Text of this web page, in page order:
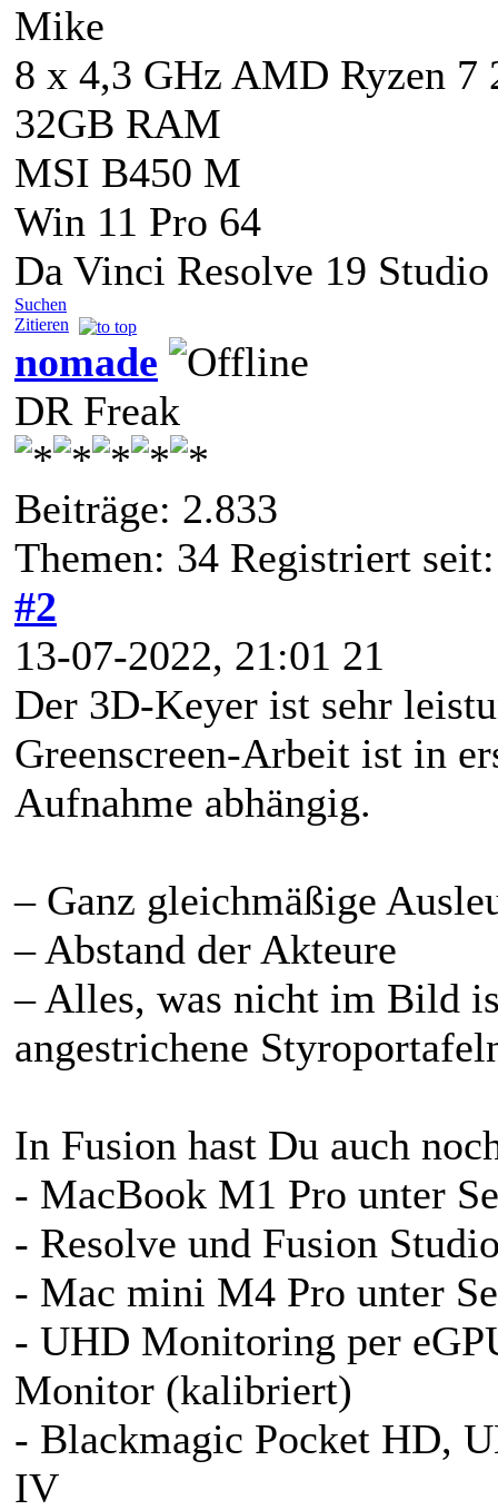
Mike
8 x 4,3 GHz AMD Ryzen 7
32GB RAM
MSI B450 M
Win 11 Pro 64
Da Vinci Resolve 19 Studio
Suchen
Zitieren
nomade
DR Freak
Beiträge: 2.833
Themen: 34 Registriert
#2
13-07-2022, 21:01 21
Der 3D-Keyer ist sehr
Greenscreen-Arbeit ist in
Aufnahme abhängig.
– Ganz gleichmäßige
– Abstand der Akteure
– Alles, was nicht im Bild
angestrichene
In Fusion hast Du auch
- MacBook M1 Pro unter
- Resolve und Fusion
- Mac mini M4 Pro unter
- UHD Monitoring per
Monitor (kalibriert)
- Blackmagic Pocket HD,
IV